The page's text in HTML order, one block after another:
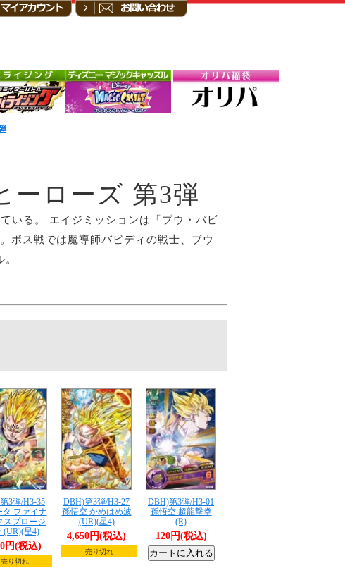
ーローズ 第3弾
いる。 エイジミッションは「ブウ・バビ
ボス戦では魔導師バビディの戦士、ブウ
3弾/H3-35
タ ファイナ
スプロージ
(UR)(星4)
円(税込)
売り切れ
DBH)第3弾/H3-27
孫悟空 かめはめ波
(UR)(星4)
4,650円(税込)
売り切れ
DBH)第3弾/H3-01
孫悟空 超龍撃拳
(R)
120円(税込)